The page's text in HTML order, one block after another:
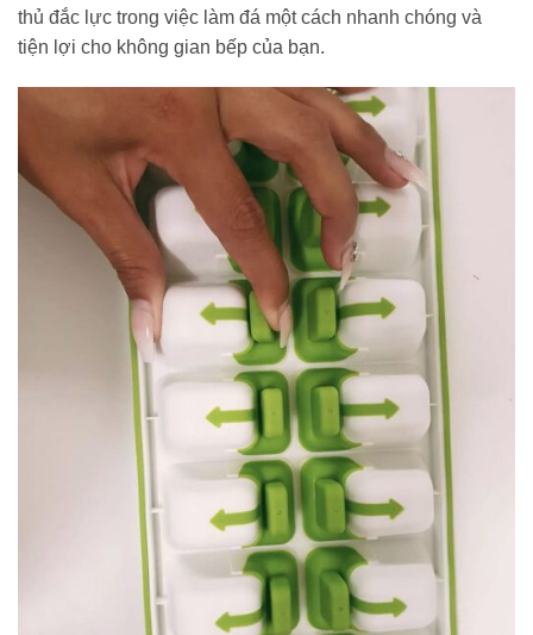
thủ đắc lực trong việc làm đá một cách nhanh chóng và
tiện lợi cho không gian bếp của bạn.